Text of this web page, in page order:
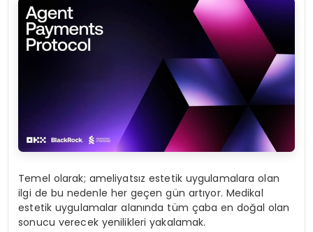
Temel olarak; ameliyatsız estetik uygulamalara olan
ilgi de bu nedenle her geçen gün artıyor. Medikal
estetik uygulamalar alanında tüm çaba en doğal olan
sonucu verecek yenilikleri yakalamak.